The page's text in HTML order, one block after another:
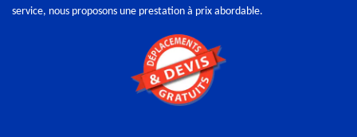
service, nous proposons une prestation à prix abordable.